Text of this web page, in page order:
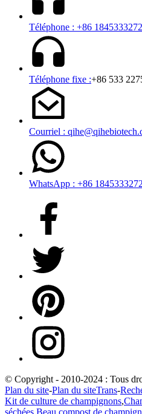
Téléphone : +86
Téléphone fixe :+86 533
Courriel :
WhatsApp : +86
© Copyright - 2010-2024 : Tous
Plan du site-Plan du siteTrans-
Kit de culture de champignons,
séchées Beau compost de